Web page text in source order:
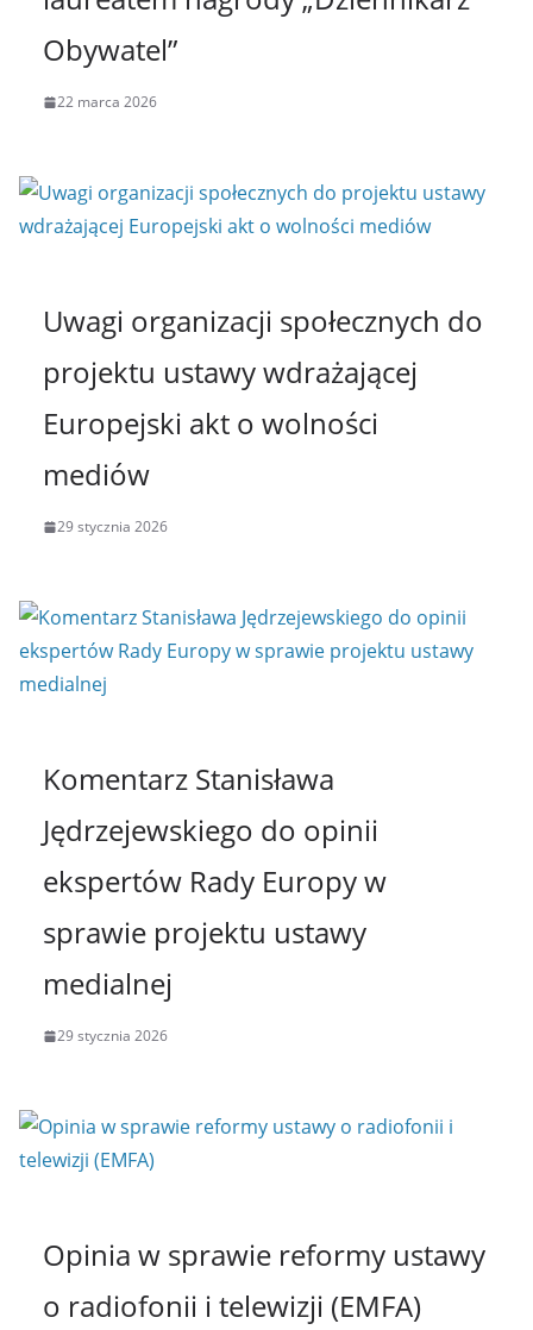
Obywatel”
22 marca 2026
Uwagi organizacji społecznych do
projektu ustawy wdrażającej
Europejski akt o wolności
mediów
29 stycznia 2026
Komentarz Stanisława
Jędrzejewskiego do opinii
ekspertów Rady Europy w
sprawie projektu ustawy
medialnej
29 stycznia 2026
Opinia w sprawie reformy ustawy
o radiofonii i telewizji (EMFA)